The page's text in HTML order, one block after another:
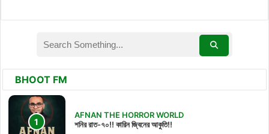
BHOOT FM
AFNAN THE HORROR WORLD
শনির রাত-৭০!! কারিন জ্বিনের আকুতি!!